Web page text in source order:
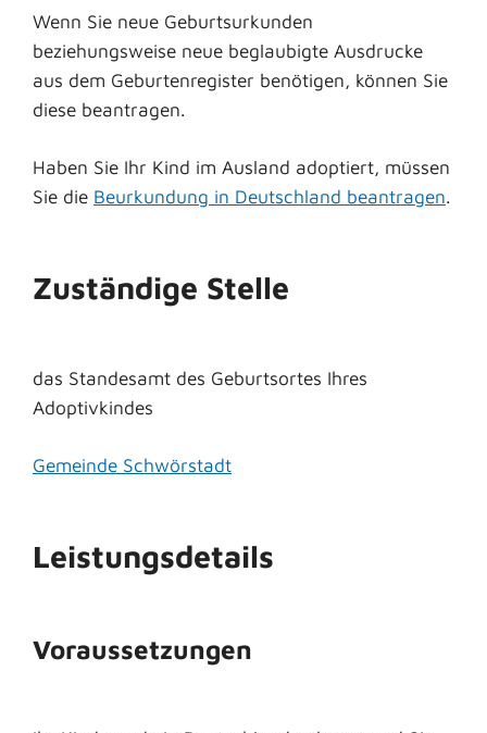
Wenn Sie neue Geburtsurkunden
beziehungsweise neue beglaubigte Ausdrucke
aus dem Geburtenregister benötigen, können Sie
diese beantragen.
Haben Sie Ihr Kind im Ausland adoptiert, müssen
Sie die Beurkundung in Deutschland beantragen.
Zuständige Stelle
das Standesamt des Geburtsortes Ihres
Adoptivkindes
Gemeinde Schwörstadt
Leistungsdetails
Voraussetzungen